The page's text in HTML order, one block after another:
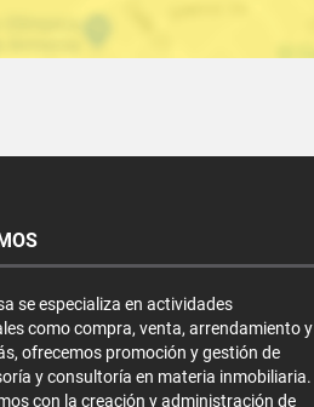
se especializa en actividades
como compra, venta, arrendamiento y
ofrecemos promoción y gestión de
y consultoría en materia inmobiliaria.
con la creación y administración de